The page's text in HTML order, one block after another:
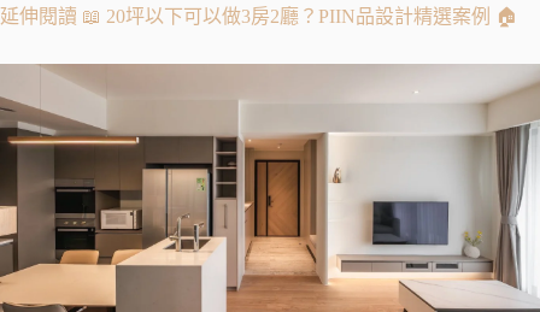
延伸閱讀 📖 20坪以下可以做3房2廳？PIIN品設計精選案例 🏠